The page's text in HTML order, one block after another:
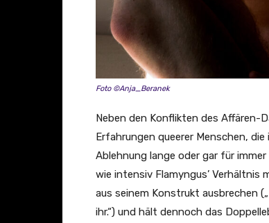
Foto ©Anja_Beranek
Neben den Konflikten des Affären-
Erfahrungen queerer Menschen,
Ablehnung lange oder gar für
wie intensiv Flamyngus’ Verhältnis
aus seinem Konstrukt ausbrechen
ihr.“) und hält dennoch das